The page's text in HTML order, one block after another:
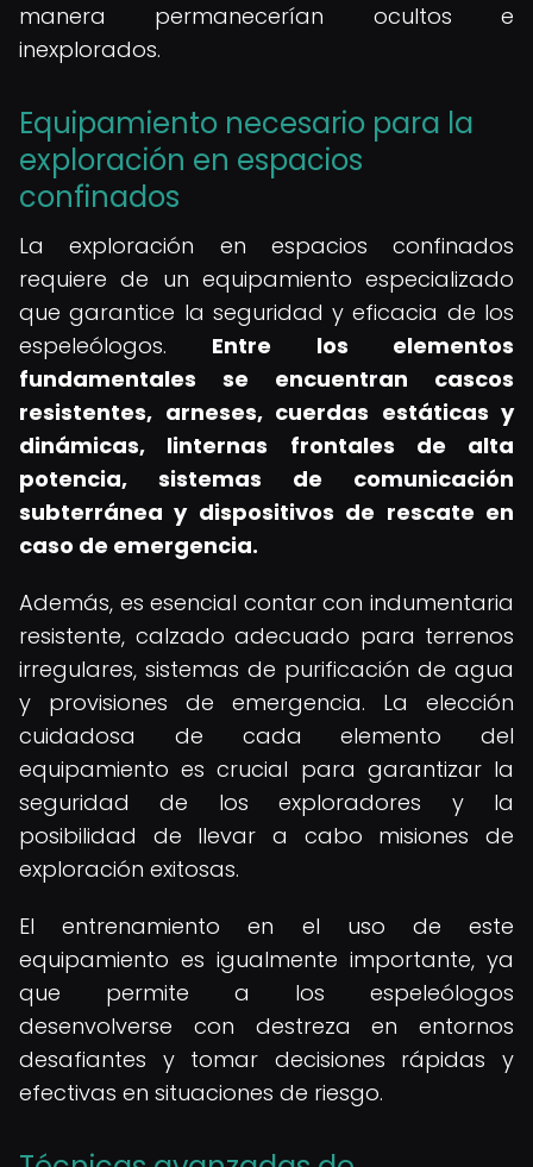
manera permanecerían ocultos e
inexplorados.
Equipamiento necesario para la
exploración en espacios
confinados
La exploración en espacios confinados
requiere de un equipamiento especializado
que garantice la seguridad y eficacia de los
espeleólogos. Entre los elementos
fundamentales se encuentran cascos
resistentes, arneses, cuerdas estáticas y
dinámicas, linternas frontales de alta
potencia, sistemas de comunicación
subterránea y dispositivos de rescate en
caso de emergencia.
Además, es esencial contar con indumentaria
resistente, calzado adecuado para terrenos
irregulares, sistemas de purificación de agua
y provisiones de emergencia. La elección
cuidadosa de cada elemento del
equipamiento es crucial para garantizar la
seguridad de los exploradores y la
posibilidad de llevar a cabo misiones de
exploración exitosas.
El entrenamiento en el uso de este
equipamiento es igualmente importante, ya
que permite a los espeleólogos
desenvolverse con destreza en entornos
desafiantes y tomar decisiones rápidas y
efectivas en situaciones de riesgo.